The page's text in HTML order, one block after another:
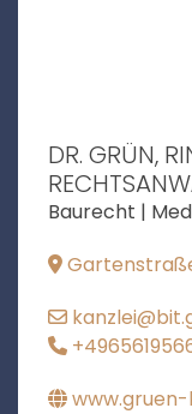
DR. GRÜN,
Baurecht |